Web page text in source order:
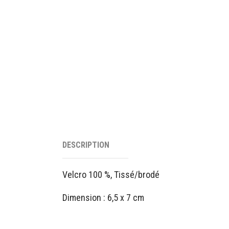
DESCRIPTION
Velcro 100 %, Tissé/brodé
Dimension : 6,5 x 7 cm